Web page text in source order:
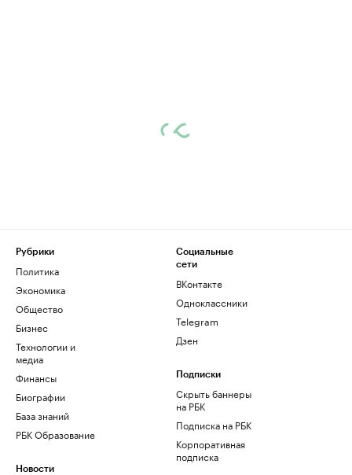
Рубрики
Политика
Экономика
Общество
Бизнес
Технологии и
медиа
Финансы
Биографии
База знаний
РБК Образование
Новости
Социальные
сети
ВКонтакте
Одноклассники
Telegram
Дзен
Подписки
Скрыть баннеры
на РБК
Подписка на РБК
Корпоративная
подписка